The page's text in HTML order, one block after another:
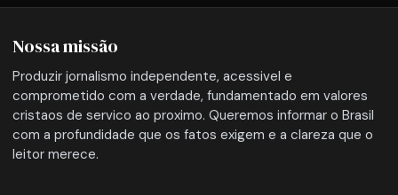
Nossa missão
Produzir jornalismo independente, acessivel e
comprometido com a verdade, fundamentado em valores
cristaos de servico ao proximo. Queremos informar o Brasil
com a profundidade que os fatos exigem e a clareza que o
leitor merece.